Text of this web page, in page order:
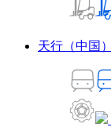
天行（中国）